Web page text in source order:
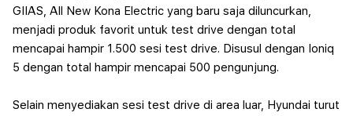
GIIAS, All New Kona Electric yang baru saja diluncurkan,
menjadi produk favorit untuk test drive dengan total
mencapai hampir 1.500 sesi test drive. Disusul dengan Ioniq
5 dengan total hampir mencapai 500 pengunjung.
Selain menyediakan sesi test drive di area luar, Hyundai turut